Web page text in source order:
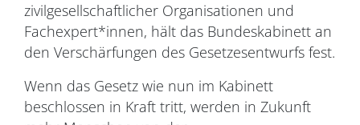
zivilgesellschaftlicher Organisationen und
Fachexpert*innen, hält das Bundeskabinett an
den Verschärfungen des Gesetzesentwurfs fest.
Wenn das Gesetz wie nun im Kabinett
beschlossen in Kraft tritt, werden in Zukunft